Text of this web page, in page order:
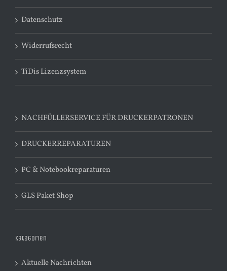
Datenschutz
Widerrufsrecht
TiDis Lizenzsystem
NACHFÜLLERSERVICE FÜR DRUCKERPATRONEN
DRUCKERREPARATUREN
PC & Notebookreparaturen
GLS Paket Shop
Kategorien
Aktuelle Nachrichten